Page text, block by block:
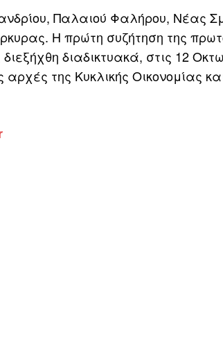
Παλαιού Φαλήρου, Νέας
Η πρώτη συζήτηση της
διαδικτυακά, στις 12
αρχές της Κυκλικής Οικονομίας